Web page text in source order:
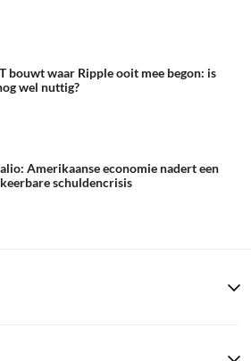
bouwt waar Ripple ooit mee begon: is
wel nuttig?
Amerikaanse economie nadert een
schuldencrisis